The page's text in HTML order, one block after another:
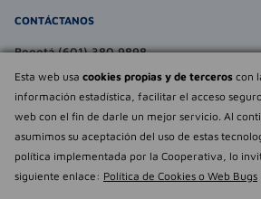
Esta web usa cookies propias y de terceros con
información estadística, facilitar el acceso
web con el fin de darle un mejor servicio. Al
asumimos su aceptación del uso de estas
política implementada por la Cooperativa, lo
siguiente enlace: Política de Cookies o Web Bugs
Déjanos tu
opinión
CONTÁCTANOS
Bogotá (601) 380 9898
atencionalcliente@farmaexpress.com
TE PUEDE INTERESAR
NOSOTROS
Empowered by